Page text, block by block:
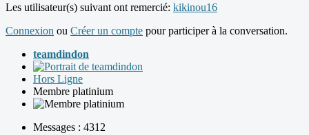
Les utilisateur(s) suivant ont remercié: kikinou16
Connexion ou Créer un compte pour participer à la conversation.
teamdindon
Hors Ligne
Membre platinium
Messages : 4312